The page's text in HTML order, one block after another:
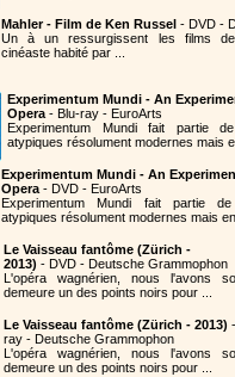
Mahler - Film de Ken Russel - DVD -
Un à un ressurgissent les films
cinéaste habité par ...
Experimentum Mundi - An
Opera - Blu-ray - EuroArts
Experimentum Mundi fait partie
atypiques résolument modernes mais
Experimentum Mundi - An
Opera - DVD - EuroArts
Experimentum Mundi fait partie
atypiques résolument modernes mais
Le Vaisseau fantôme (Zürich -
2013) - DVD - Deutsche Grammophon
L'opéra wagnérien, nous l'avons
demeure un des points noirs pour ...
Le Vaisseau fantôme (Zürich - 2013)
ray - Deutsche Grammophon
L'opéra wagnérien, nous l'avons
demeure un des points noirs pour ...